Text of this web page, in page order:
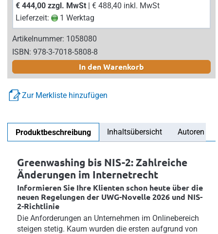
€ 444,00 zzgl. MwSt
| € 488,40 inkl. MwSt
Lieferzeit:
1 Werktag
Artikelnummer: 1058080
ISBN: 978-3-7018-5808-8
In den Warenkorb
Zur Merkliste hinzufügen
Produktbeschreibung Inhaltsübersicht Autoren
Greenwashing bis NIS-2: Zahlreiche
Änderungen im Internetrecht
Informieren Sie Ihre Klienten schon heute über die
neuen Regelungen der UWG-Novelle 2026 und NIS-
2-Richtlinie
Die Anforderungen an Unternehmen im Onlinebereich
steigen stetig. Kaum wurden die ersten aufgrund von